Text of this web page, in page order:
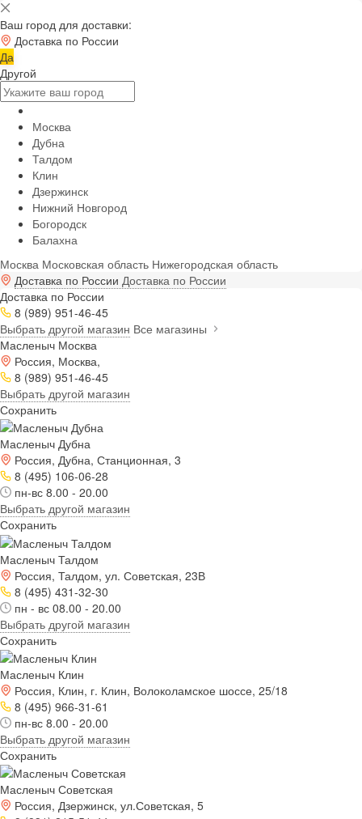
Ваш город для доставки:
Доставка по России
Да
Другой
Москва
Дубна
Талдом
Клин
Дзержинск
Нижний Новгород
Богородск
Балахна
Москва Московская область Нижегородская область
Доставка по России Доставка по России
Доставка по России
8 (989) 951-46-45
Выбрать другой магазин Все магазины
Масленыч Москва
Россия, Москва,
8 (989) 951-46-45
Выбрать другой магазин
Сохранить
Масленыч Дубна
Россия, Дубна, Станционная, 3
8 (495) 106-06-28
пн-вс 8.00 - 20.00
Выбрать другой магазин
Сохранить
Масленыч Талдом
Россия, Талдом, ул. Советская, 23В
8 (495) 431-32-30
пн - вс 08.00 - 20.00
Выбрать другой магазин
Сохранить
Масленыч Клин
Россия, Клин, г. Клин, Волоколамское шоссе, 25/18
8 (495) 966-31-61
пн-вс 8.00 - 20.00
Выбрать другой магазин
Сохранить
Масленыч Советская
Россия, Дзержинск, ул.Советская, 5